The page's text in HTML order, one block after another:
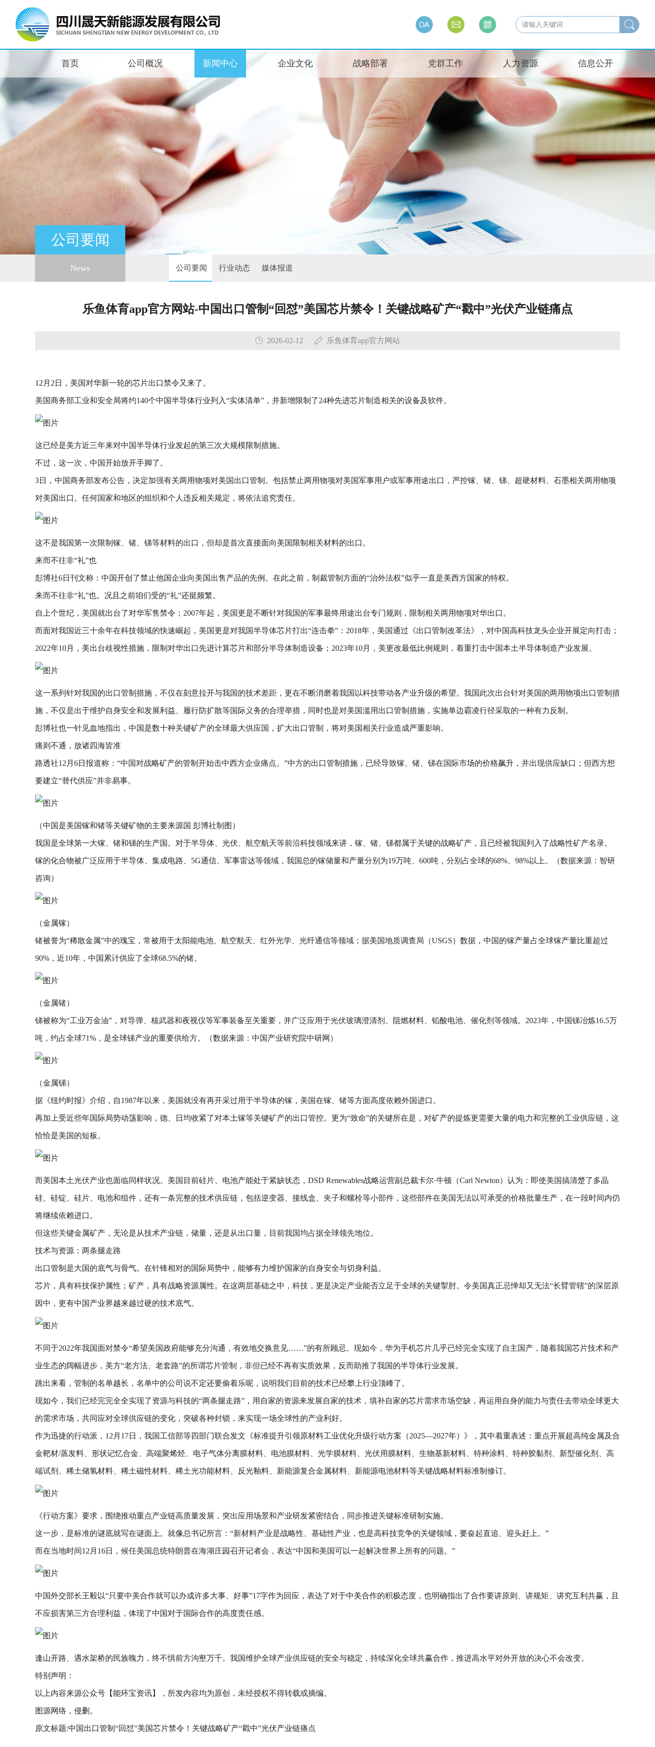
首页 公司概况 新闻中心 企业文化 战略部署 党群工作 人力资源 信息公开
公司要闻
News 公司要闻 行业动态 媒体报道
乐鱼体育app官方网站-中国出口管制“回怼”美国芯片禁令！关键战略矿产“戳中”光伏产业链痛点
2026-02-12 乐鱼体育app官方网站
12月2日，美国对华新一轮的芯片出口禁令又来了。
美国商务部工业和安全局将约140个中国半导体行业列入“实体清单”，并新增限制了24种先进芯片制造相关的设备及软件。
这已经是美方近三年来对中国半导体行业发起的第三次大规模限制措施。
不过，这一次，中国开始放开手脚了。
3日，中国商务部发布公告，决定加强有关两用物项对美国出口管制。包括禁止两用物项对美国军事用户或军事用途出口，严控镓、锗、锑、超硬材料、石墨相关两用物项
对美国出口。任何国家和地区的组织和个人违反相关规定，将依法追究责任。
这不是我国第一次限制镓、锗、锑等材料的出口，但却是首次直接面向美国限制相关材料的出口。
来而不往非“礼”也
彭博社6日刊文称：中国开创了禁止他国企业向美国出售产品的先例。在此之前，制裁管制方面的“治外法权”似乎一直是美西方国家的特权。
来而不往非“礼”也。况且之前咱们受的“礼”还挺频繁。
自上个世纪，美国就出台了对华军售禁令；2007年起，美国更是不断针对我国的军事最终用途出台专门规则，限制相关两用物项对华出口。
而面对我国近三十余年在科技领域的快速崛起，美国更是对我国半导体芯片打出“连击拳”：2018年，美国通过《出口管制改革法》，对中国高科技龙头企业开展定向打击；
2022年10月，美出台歧视性措施，限制对华出口先进计算芯片和部分半导体制造设备；2023年10月，美更改最低比例规则，着重打击中国本土半导体制造产业发展。
这一系列针对我国的出口管制措施，不仅在刻意拉开与我国的技术差距，更在不断消磨着我国以科技带动各产业升级的希望。我国此次出台针对美国的两用物项出口管制措
施，不仅是出于维护自身安全和发展利益、履行防扩散等国际义务的合理举措，同时也是对美国滥用出口管制措施，实施单边霸凌行径采取的一种有力反制。
彭博社也一针见血地指出，中国是数十种关键矿产的全球最大供应国，扩大出口管制，将对美国相关行业造成严重影响。
痛则不通，放诸四海皆准
路透社12月6日报道称：“中国对战略矿产的管制开始击中西方企业痛点。”中方的出口管制措施，已经导致镓、锗、锑在国际市场的价格飙升，并出现供应缺口；但西方想
要建立“替代供应”并非易事。
（中国是美国镓和锗等关键矿物的主要来源国 彭博社制图）
我国是全球第一大镓、锗和锑的生产国。对于半导体、光伏、航空航天等前沿科技领域来讲，镓、锗、锑都属于关键的战略矿产，且已经被我国列入了战略性矿产名录。
镓的化合物被广泛应用于半导体、集成电路、5G通信、军事雷达等领域，我国总的镓储量和产量分别为19万吨、600吨，分别占全球的68%、98%以上。（数据来源：智研
咨询）
（金属镓）
锗被誉为“稀散金属”中的瑰宝，常被用于太阳能电池、航空航天、红外光学、光纤通信等领域；据美国地质调查局（USGS）数据，中国的镓产量占全球镓产量比重超过
90%，近10年，中国累计供应了全球68.5%的锗。
（金属锗）
锑被称为“工业万金油”，对导弹、核武器和夜视仪等军事装备至关重要，并广泛应用于光伏玻璃澄清剂、阻燃材料、铅酸电池、催化剂等领域。2023年，中国锑冶炼16.5万
吨，约占全球71%，是全球锑产业的重要供给方。（数据来源：中国产业研究院中研网）
（金属锑）
据《纽约时报》介绍，自1987年以来，美国就没有再开采过用于半导体的镓，美国在镓、锗等方面高度依赖外国进口。
再加上受近些年国际局势动荡影响，德、日均收紧了对本土镓等关键矿产的出口管控。更为“致命”的关键所在是，对矿产的提炼更需要大量的电力和完整的工业供应链，这
恰恰是美国的短板。
而美国本土光伏产业也面临同样状况。美国目前硅片、电池产能处于紧缺状态，DSD Renewables战略运营副总裁卡尔·牛顿（Carl Newton）认为：即使美国搞清楚了多晶
硅、硅锭、硅片、电池和组件，还有一条完整的技术供应链，包括逆变器、接线盒、夹子和螺栓等小部件，这些部件在美国无法以可承受的价格批量生产，在一段时间内仍
将继续依赖进口。
但这些关键金属矿产，无论是从技术产业链，储量，还是从出口量，目前我国均占据全球领先地位。
技术与资源：两条腿走路
出口管制是大国的底气与骨气。在针锋相对的国际局势中，能够有力维护国家的自身安全与切身利益。
芯片，具有科技保护属性；矿产，具有战略资源属性。在这两层基础之中，科技，更是决定产业能否立足于全球的关键掣肘。令美国真正忌惮却又无法“长臂管辖”的深层原
因中，更有中国产业界越来越过硬的技术底气。
不同于2022年我国面对禁令“希望美国政府能够充分沟通，有效地交换意见……”的有所顾忌。现如今，华为手机芯片几乎已经完全实现了自主国产，随着我国芯片技术和产
业生态的阔幅进步，美方“老方法、老套路”的所谓芯片管制，非但已经不再有实质效果，反而助推了我国的半导体行业发展。
跳出来看，管制的名单越长，名单中的公司说不定还要偷着乐呢，说明我们目前的技术已经攀上行业顶峰了。
现如今，我们已经完完全全实现了资源与科技的“两条腿走路”，用自家的资源来发展自家的技术，填补自家的芯片需求市场空缺，再运用自身的能力与责任去带动全球更大
的需求市场，共同应对全球供应链的变化，突破各种封锁，来实现一场全球性的产业利好。
作为迅捷的行动派，12月17日，我国工信部等四部门联合发文《标准提升引领原材料工业优化升级行动方案（2025—2027年）》，其中着重表述：重点开展超高纯金属及合
金靶材/蒸发料、形状记忆合金、高端聚烯烃、电子气体分离膜材料、电池膜材料、光学膜材料、光伏用膜材料、生物基新材料、特种涂料、特种胶黏剂、新型催化剂、高
端试剂、稀土储氢材料、稀土磁性材料、稀土光功能材料、反光釉料、新能源复合金属材料、新能源电池材料等关键战略材料标准制修订。
《行动方案》要求，围绕推动重点产业链高质量发展，突出应用场景和产业研发紧密结合，同步推进关键标准研制实施。
这一步，是标准的谜底就写在谜面上。就像总书记所言：“新材料产业是战略性、基础性产业，也是高科技竞争的关键领域，要奋起直追、迎头赶上。”
而在当地时间12月16日，候任美国总统特朗普在海湖庄园召开记者会，表达“中国和美国可以一起解决世界上所有的问题。”
中国外交部长王毅以“只要中美合作就可以办成许多大事、好事”17字作为回应，表达了对于中美合作的积极态度，也明确指出了合作要讲原则、讲规矩、讲究互利共赢，且
不应损害第三方合理利益，体现了中国对于国际合作的高度责任感。
逢山开路、遇水架桥的民族魄力，终不惧前方沟壑万千。我国维护全球产业供应链的安全与稳定，持续深化全球共赢合作，推进高水平对外开放的决心不会改变。
特别声明：
以上内容来源公众号【能环宝资讯】，所发内容均为原创，未经授权不得转载或摘编。
图源网络，侵删。
原文标题:中国出口管制“回怼”美国芯片禁令！关键战略矿产“戳中”光伏产业链痛点